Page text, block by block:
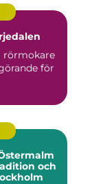
rörmokare
för
och